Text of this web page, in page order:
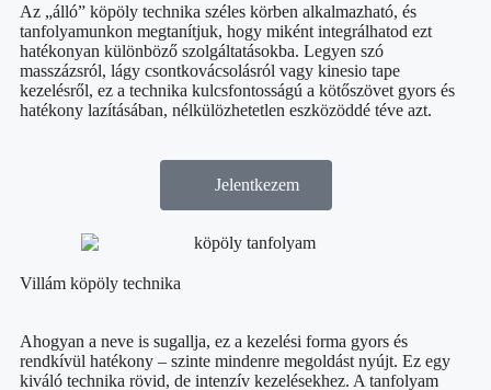
Az „álló” köpöly technika széles körben alkalmazható, és
tanfolyamunkon megtanítjuk, hogy miként integrálhatod ezt
hatékonyan különböző szolgáltatásokba. Legyen szó
masszázsról, lágy csontkovácsolásról vagy kinesio tape
kezelésről, ez a technika kulcsfontosságú a kötőszövet gyors és
hatékony lazításában, nélkülözhetetlen eszközöddé téve azt.
Jelentkezem
Villám köpöly technika
Ahogyan a neve is sugallja, ez a kezelési forma gyors és
rendkívül hatékony – szinte mindenre megoldást nyújt. Ez egy
kiváló technika rövid, de intenzív kezelésekhez. A tanfolyam